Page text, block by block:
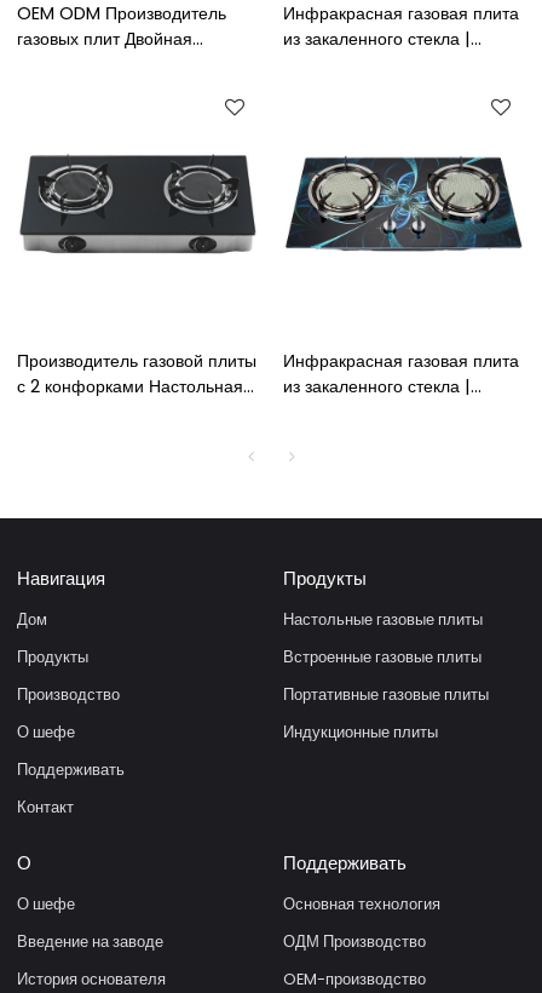
OEM ODM Производитель
газовых плит Двойная
Инфракрасная газовая плита
из закаленного стекла |
Газовая плита из закаленного
горелки Встроенная газовая
плита и газовый гриль
Производитель газовой плиты
с 2 конфорками Настольная
Инфракрасная газовая плита
из закаленного стекла |
Газовая плита из закаленного
горелки Встроенная газовая
Навигация
Дом
Продукты
Производство
О шефе
Поддерживать
Контакт
Продукты
Настольные газовые плиты
Встроенные газовые плиты
Портативные газовые плиты
Индукционные плиты
О
О шефе
Введение на заводе
История основателя
Поддерживать
Основная технология
ОДМ Производство
OEM-производство